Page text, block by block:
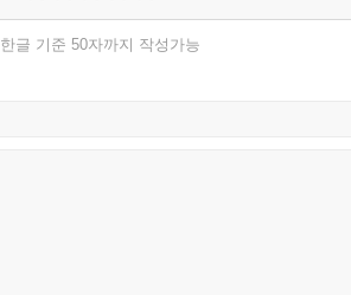
한글 기준 50자까지 작성가능